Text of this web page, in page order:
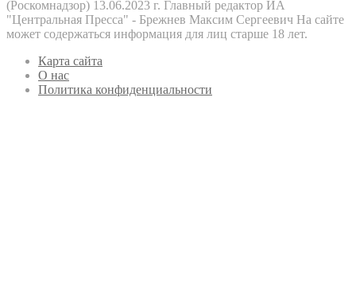
(Роскомнадзор) 13.06.2023 г. Главный редактор ИА
"Центральная Пресса" - Брежнев Максим Сергеевич На сайте
может содержаться информация для лиц старше 18 лет.
Карта сайта
О нас
Политика конфиденциальности